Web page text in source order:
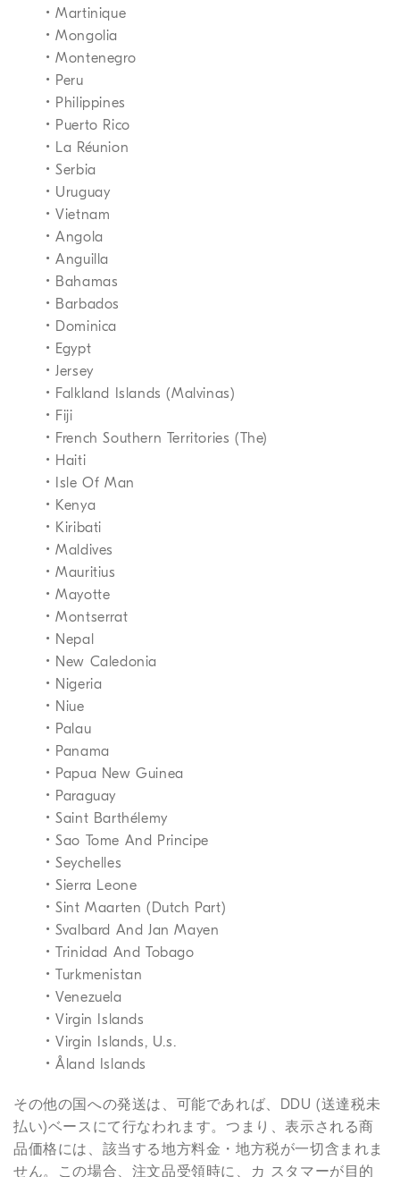
• Martinique
• Mongolia
• Montenegro
• Peru
• Philippines
• Puerto Rico
• La Réunion
• Serbia
• Uruguay
• Vietnam
• Angola
• Anguilla
• Bahamas
• Barbados
• Dominica
• Egypt
• Jersey
• Falkland Islands (Malvinas)
• Fiji
• French Southern Territories (The)
• Haiti
• Isle Of Man
• Kenya
• Kiribati
• Maldives
• Mauritius
• Mayotte
• Montserrat
• Nepal
• New Caledonia
• Nigeria
• Niue
• Palau
• Panama
• Papua New Guinea
• Paraguay
• Saint Barthélemy
• Sao Tome And Principe
• Seychelles
• Sierra Leone
• Sint Maarten (Dutch Part)
• Svalbard And Jan Mayen
• Trinidad And Tobago
• Turkmenistan
• Venezuela
• Virgin Islands
• Virgin Islands, U.s.
• Åland Islands
その他の国への発送は、可能であれば、DDU (送達税未
払い)ベースにて行なわれます。つまり、表示される商
品価格には、該当する地方料金・地方税が一切含まれま
せん。この場合、注文品受領時に、カ スタマーが目的